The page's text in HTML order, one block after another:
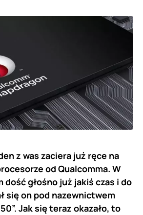
z was zaciera już ręce na
od Qualcomma. W
dość głośno już jakiś czas i do
się on pod nazewnictwem
Jak się teraz okazało, to